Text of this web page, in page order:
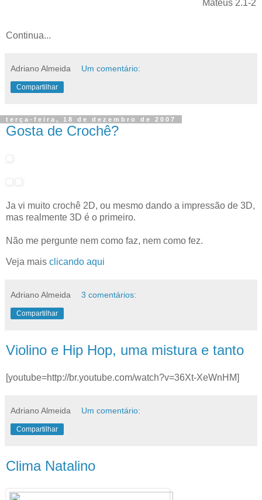
Mateus 2.1-2
Continua...
Adriano Almeida Um comentário:
Compartilhar
terça-feira, 18 de dezembro de 2007
Gosta de Crochê?
Ja vi muito crochê 2D, ou mesmo dando a impressão de 3D,
mas realmente 3D é o primeiro.
Não me pergunte nem como faz, nem como fez.
Veja mais clicando aqui
Adriano Almeida 3 comentários:
Compartilhar
Violino e Hip Hop, uma mistura e tanto
[youtube=http://br.youtube.com/watch?v=36Xt-XeWnHM]
Adriano Almeida Um comentário:
Compartilhar
Clima Natalino